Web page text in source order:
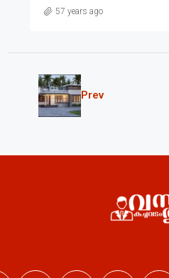
57 years ago
Prev